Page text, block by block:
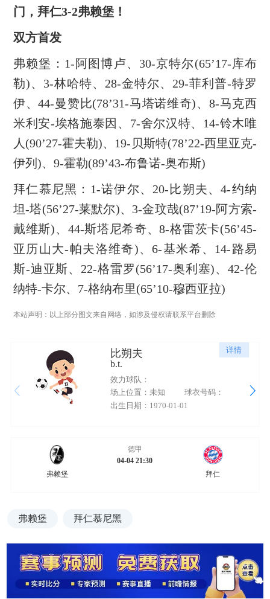
门，拜仁3-2弗赖堡！
双方首发
弗赖堡：1-阿图博卢、30-京特尔(65’17-库布
勒)、3-林哈特、28-金特尔、29-菲利普-特罗
伊、44-曼赞比(78’31-马塔诺维奇)、8-马克西
米利安-埃格施泰因、7-舍尔汉特、14-铃木唯
人(90’27-霍夫勒)、19-贝斯特(78’22-西里亚克-
伊列)、9-霍勒(89’43-布鲁诺-奥布斯)
拜仁慕尼黑：1-诺伊尔、20-比朔夫、4-约纳
坦-塔(56’27-莱默尔)、3-金玟哉(87’19-阿方索-
戴维斯)、44-斯塔尼希奇、8-格雷茨卡(56’45-
亚历山大-帕夫洛维奇)、6-基米希、14-路易
斯-迪亚斯、22-格雷罗(56’17-奥利塞)、42-伦
纳特-卡尔、7-格纳布里(65’10-穆西亚拉)
本站声明：以上部分图文来自网络，如涉及侵权请联系平台删除
详情
比朔夫
b.t.
效力球队：
场上位置：未知
球衣号码：
出生日期：1970-01-01
弗赖堡
德甲
04-04 21:30
拜仁
弗赖堡 拜仁慕尼黑